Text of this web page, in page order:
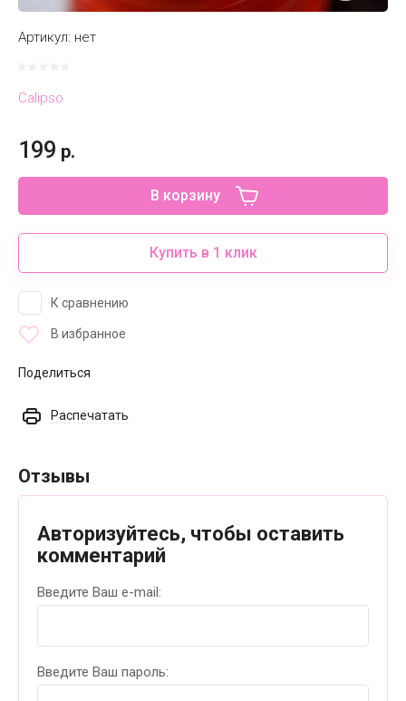
Артикул: нет
Calipso
199 р.
В корзину
Купить в 1 клик
К сравнению
В избранное
Поделиться
Распечатать
Отзывы
Авторизуйтесь, чтобы оставить
комментарий
Введите Ваш e-mail:
Введите Ваш пароль: